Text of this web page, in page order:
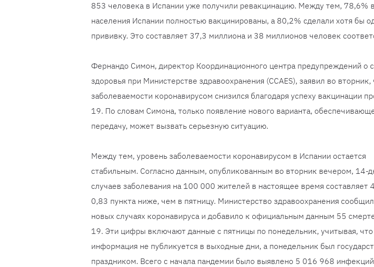
853 человека в Испании уже получили ревакцинацию. Между тем, 78,6%
населения Испании полностью вакцинированы, а 80,2% сделали хотя бы
прививку. Это составляет 37,3 миллиона и 38 миллионов человек
Фернандо Симон, директор Координационного центра предупреждений о
здоровья при Министерстве здравоохранения (CCAES), заявил во вторник,
заболеваемости коронавирусом снизился благодаря успеху вакцинации
19. По словам Симона, только появление нового варианта,
передачу, может вызвать серьезную ситуацию.
Между тем, уровень заболеваемости коронавирусом в Испании остается
стабильным. Согласно данным, опубликованным во вторник вечером, 14-
случаев заболевания на 100 000 жителей в настоящее время составляет
0,83 пункта ниже, чем в пятницу. Министерство здравоохранения
новых случаях коронавируса и добавило к официальным данным 55
19. Эти цифры включают данные с пятницы по понедельник, учитывая, что
информация не публикуется в выходные дни, а понедельник был
праздником. Всего с начала пандемии было выявлено 5 016 968